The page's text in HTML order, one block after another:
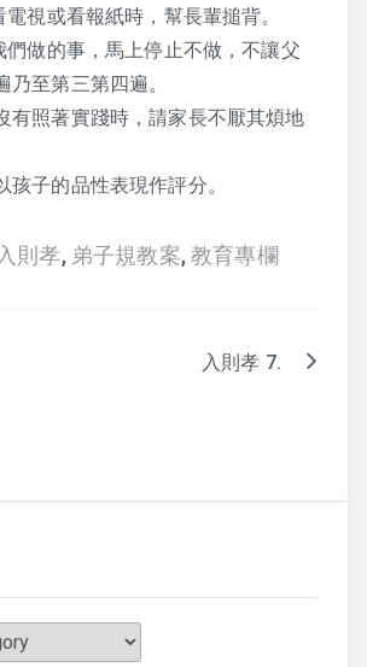
視或看報紙時，幫長輩搥背。
們做的事，馬上停止不做，不讓父
乃至第三第四遍。
照著實踐時，請家長不厭其煩地
子的品性表現作評分。
則孝, 弟子規教案,教育專欄
入則孝 7.